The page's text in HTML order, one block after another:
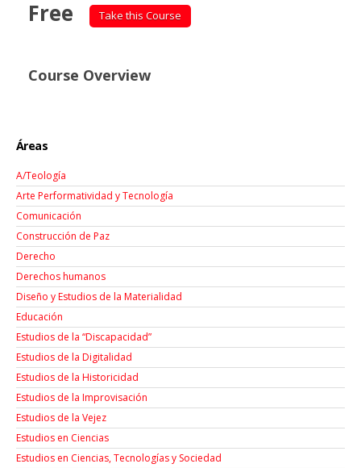
Free Take this Course
Course Overview
Áreas
A/Teología
Arte Performatividad y Tecnología
Comunicación
Construcción de Paz
Derecho
Derechos humanos
Diseño y Estudios de la Materialidad
Educación
Estudios de la “Discapacidad”
Estudios de la Digitalidad
Estudios de la Historicidad
Estudios de la Improvisación
Estudios de la Vejez
Estudios en Ciencias
Estudios en Ciencias, Tecnologías y Sociedad